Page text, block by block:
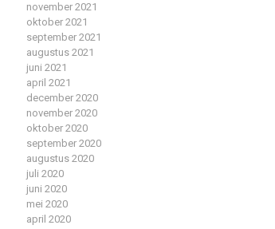
november 2021
oktober 2021
september 2021
augustus 2021
juni 2021
april 2021
december 2020
november 2020
oktober 2020
september 2020
augustus 2020
juli 2020
juni 2020
mei 2020
april 2020